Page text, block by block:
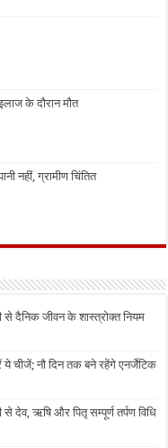
के दौरान मौत
नहीं, ग्रामीण चिंतित
से दैनिक जीवन के शास्त्रोक्त नियम
ये चीजें; नौ दिन तक बने रहेंगे एनर्जेटिक
देव, ऋषि और पितृ सम्पूर्ण तर्पण विधि